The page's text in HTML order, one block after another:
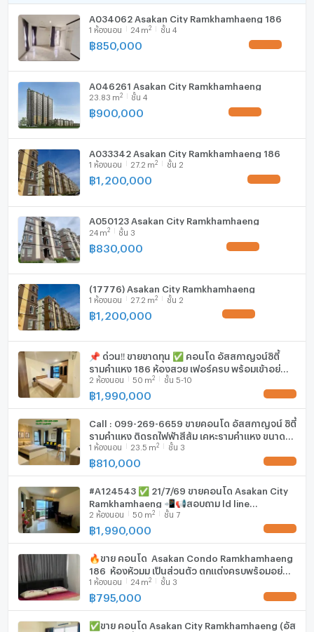
มีอินเตอร์เน็ตไร้สาย (Wi-Fi) ในห้องพัก
เครื่องซักผ้า
A034062 Asakan City Ramkhamhaeng 186
1 ห้องนอน 24 m2 ชั้น 4
฿850,000
A046261 Asakan City Ramkhamhaeng
23.83 m2 ชั้น 4
฿900,000
A033342 Asakan City Ramkhamhaeng 186
1 ห้องนอน 27.2 m2 ชั้น 2
฿1,200,000
A050123 Asakan City Ramkhamhaeng
24 m2 ชั้น 3
฿830,000
(17776) Asakan City Ramkhamhaeng
1 ห้องนอน 27.2 m2 ชั้น 2
฿1,200,000
📌 ด่วน‼️ ขายขาดทุน ✅ คอนโด อัสสกาญจน์ซิตี้
รามคำแหง 186 ห้องสวย เฟอร์ครบ พร้อมเข้าอยู่
MD-95427
2 ห้องนอน 50 m2 ชั้น 5-10
฿1,990,000
Call : 099-269-6659 ขายคอนโด อัสสกาญจน์ ซิตี้
รามคำแหง ติดรถไฟฟ้าสีส้ม เคหะรามคำแหง ขนาด
23.5 ตารางเมตร ห้องมุม ชั้น3 ตกแต่งครบ
1 ห้องนอน 23.5 m2 ชั้น 3
฿810,000
#A124543 ✅ 21/7/69 ขายคอนโด Asakan City
Ramkhamhaeng 📲📢สอบถาม ld line
@condoboy
2 ห้องนอน 50 m2 ชั้น 7
฿1,990,000
🔥ขาย คอนโด Asakan Condo Ramkhamhaeng
186 ห้องหัวมุม เป็นส่วนตัว ตกแต่งครบพร้อมอยู่
ติดรถไฟฟ้าสายสีส้มหน้าโครงการ✅
1 ห้องนอน 24 m2 ชั้น 3
฿795,000
✅ขาย คอนโด Asakan City Ramkhamhaeng (อัส